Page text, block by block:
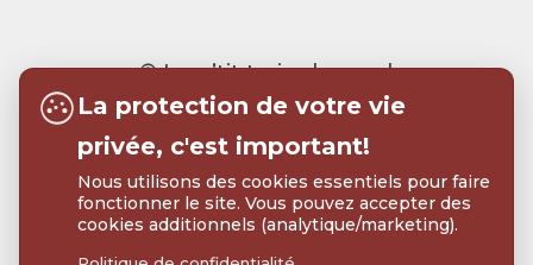
© Le p’tit train du nord
Realisation:Tramweb
La protection de votre vie
privée, c'est important!
Nous utilisons des cookies essentiels pour faire
fonctionner le site. Vous pouvez accepter des
cookies additionnels (analytique/marketing).